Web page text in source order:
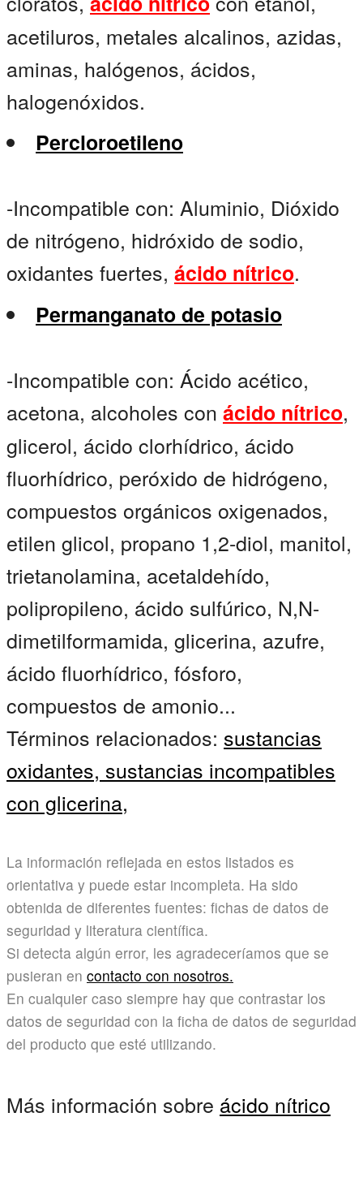
acetiluros, metales alcalinos, azidas,
aminas, halógenos, ácidos,
halogenóxidos.
Percloroetileno
-Incompatible con: Aluminio, Dióxido
de nitrógeno, hidróxido de sodio,
oxidantes fuertes, ácido nítrico.
Permanganato de potasio
-Incompatible con: Ácido acético,
acetona, alcoholes con ácido nítrico,
glicerol, ácido clorhídrico, ácido
fluorhídrico, peróxido de hidrógeno,
compuestos orgánicos oxigenados,
etilen glicol, propano 1,2-diol, manitol,
trietanolamina, acetaldehído,
polipropileno, ácido sulfúrico, N,N-
dimetilformamida, glicerina, azufre,
ácido fluorhídrico, fósforo,
compuestos de amonio...
Términos relacionados: sustancias
oxidantes, sustancias incompatibles
con glicerina,
La información reflejada en estos listados es
orientativa y puede estar incompleta. Ha sido
obtenida de diferentes fuentes: fichas de datos de
seguridad y literatura científica.
Si detecta algún error, les agradeceríamos que se
pusieran en contacto con nosotros.
En cualquier caso siempre hay que contrastar los
datos de seguridad con la ficha de datos de seguridad
del producto que esté utilizando.
Más información sobre ácido nítrico